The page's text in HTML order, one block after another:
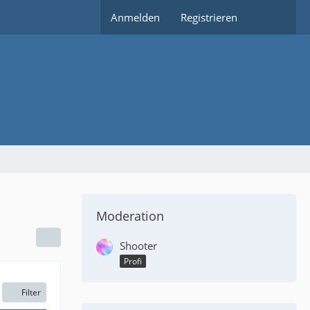
Anmelden Registrieren
Filter
Moderation
Shooter
Profi